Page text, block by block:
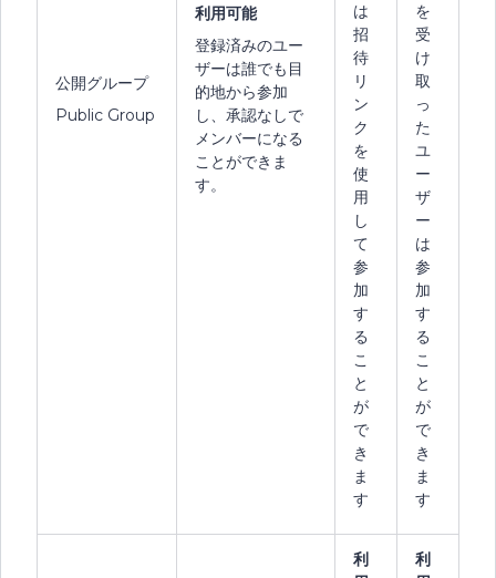
公開グループ
Public Group
利用可能
登録済みのユー
ザーは誰でも目
的地から参加
し、承認なしで
メンバーになる
ことができま
す。
は
招
待
リ
ン
ク
を
使
用
し
て
参
加
す
る
こ
と
が
で
き
ま
す
を
受
け
取
っ
た
ユ
ー
ザ
ー
は
参
加
す
る
こ
と
が
で
き
ま
す
利
利